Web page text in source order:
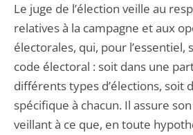
Le juge de l’élection veille au
relatives à la campagne et aux
électorales, qui, pour l’essentiel,
code électoral : soit dans une
différents types d’élections, soit
spécifique à chacun. Il assure
veillant à ce que, en toute